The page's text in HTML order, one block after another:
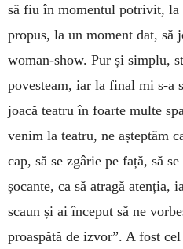
să fiu în momentul potrivit,
propus, la un moment dat, să
woman-show. Pur și simplu,
povesteam, iar la final mi s-a
joacă teatru în foarte multe
venim la teatru, ne așteptăm
cap, să se zgârie pe față, să
șocante, ca să atragă atenția,
scaun și ai început să ne
proaspătă de izvor”. A fost